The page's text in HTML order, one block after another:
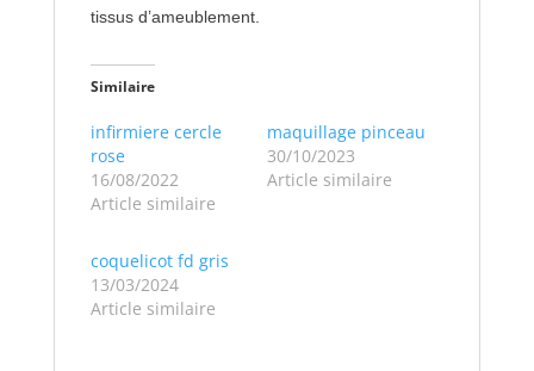
tissus d’ameublement.
Similaire
infirmiere cercle
rose
16/08/2022
Article similaire
maquillage pinceau
30/10/2023
Article similaire
coquelicot fd gris
13/03/2024
Article similaire